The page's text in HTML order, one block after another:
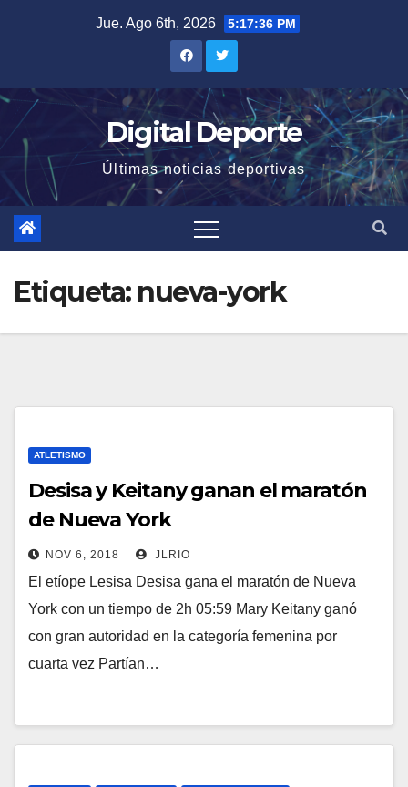
Jue. Ago 6th, 2026 5:17:36 PM
Digital Deporte
Últimas noticias deportivas
Etiqueta: nueva-york
ATLETISMO
Desisa y Keitany ganan el maratón
de Nueva York
NOV 6, 2018 JLRIO
El etíope Lesisa Desisa gana el maratón de Nueva
York con un tiempo de 2h 05:59 Mary Keitany ganó
con gran autoridad en la categoría femenina por
cuarta vez Partían…